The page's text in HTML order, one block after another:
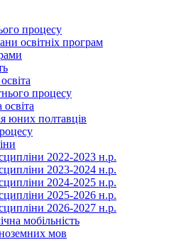
процесу
освітніх програм
процесу
юних полтавців
2022-2023 н.р.
2023-2024 н.р.
2024-2025 н.р.
2025-2026 н.р.
2026-2027 н.р.
мобільність
мов